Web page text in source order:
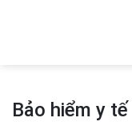
Bảo hiểm y tế